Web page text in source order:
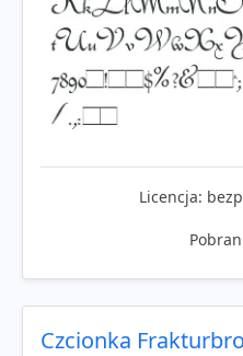
Licencja:
Czcionka